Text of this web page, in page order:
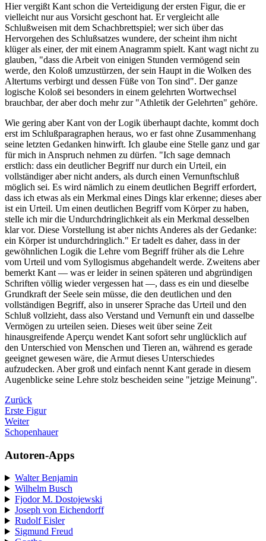
Hier vergißt Kant schon die Verteidigung der ersten Figur, die er
vielleicht nur aus Vorsicht geschont hat. Er vergleicht alle
Schlußweisen mit dem Schachbrettspiel; wer sich über das
Hervorgehen des Schlußsatzes wundere, der scheint ihm nicht
klüger als einer, der mit einem Anagramm spielt. Kant wagt nicht zu
glauben, "dass die Arbeit von einigen Stunden vermögend sein
werde, den Koloß umzustürzen, der sein Haupt in die Wolken des
Altertums verbirgt und dessen Füße von Ton sind". Der ganze
logische Koloß sei besonders in einem gelehrten Wortwechsel
brauchbar, der aber doch mehr zur "Athletik der Gelehrten" gehöre.
Wie gering aber Kant von der Logik überhaupt dachte, kommt doch
erst im Schlußparagraphen heraus, wo er fast ohne Zusammenhang
seine letzten Gedanken hinwirft. Ich glaube eine Stelle ganz und gar
für mich in Anspruch nehmen zu dürfen. "Ich sage demnach
erstlich: dass ein deutlicher Begriff nur durch ein Urteil, ein
vollständiger aber nicht anders, als durch einen Vernunftschluß
möglich sei. Es wird nämlich zu einem deutlichen Begriff erfordert,
dass ich etwas als ein Merkmal eines Dings klar erkenne; dieses aber
ist ein Urteil. Um einen deutlichen Begriff vom Körper zu haben,
stelle ich mir die Undurchdringlichkeit als ein Merkmal desselben
klar vor. Diese Vorstellung ist aber nichts Anderes als der Gedanke:
ein Körper ist undurchdringlich." Er tadelt es daher, dass in der
gewöhnlichen Logik die Lehre vom Begriff früher als die Lehre
vom Urteil und vom Syllogismus abgehandelt werde. Zweitens aber
bemerkt Kant — was er leider in seinen späteren und abgründigen
Schriften völlig wieder vergessen hat —, dass es ein und dieselbe
Grundkraft der Seele sein müsse, die den deutlichen und den
vollständigen Begriff, also in unserer Sprache das Urteil und den
Schluß vollzieht, dass also Verstand und Vernunft ein und dasselbe
Vermögen zu urteilen seien. Dieses weit über seine Zeit
hinausgreifende Aperçu wendet Kant sofort sehr unglücklich auf
den Unterschied von Menschen und Tieren an, während es gerade
geeignet gewesen wäre, die Armut dieses Unterschiedes
aufzudecken. Aber groß und einfach nennt Kant gerade in diesem
Augenblicke seine Lehre stolz bescheiden seine "jetzige Meinung".
Zurück
Erste Figur
Weiter
Schopenhauer
Autoren-Apps
Walter Benjamin
Wilhelm Busch
Fjodor M. Dostojewski
Joseph von Eichendorff
Rudolf Eisler
Sigmund Freud